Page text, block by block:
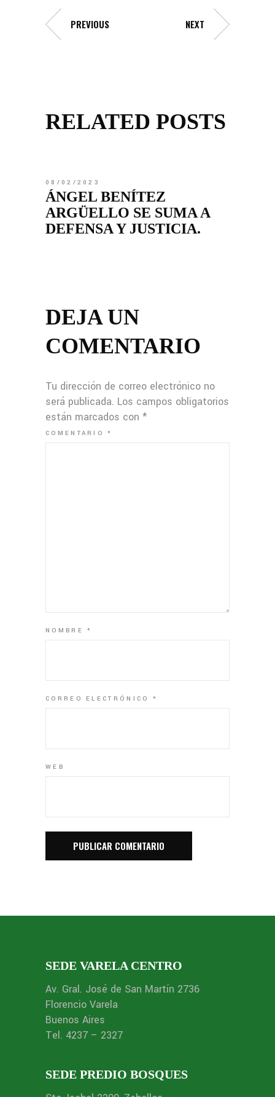
PREVIOUS NEXT
RELATED POSTS
08/02/2023
ÁNGEL BENÍTEZ
ARGÜELLO SE SUMA A
DEFENSA Y JUSTICIA.
DEJA UN
COMENTARIO
Tu dirección de correo electrónico no
será publicada. Los campos obligatorios
están marcados con *
COMENTARIO*
NOMBRE*
CORREO ELECTRÓNICO *
WEB
SEDE VARELA CENTRO
Av. Gral. José de San Martín 2736
Florencio Varela
Buenos Aires
Tel. 4237 – 2327
SEDE PREDIO BOSQUES